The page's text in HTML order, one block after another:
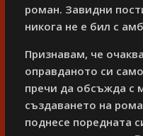
роман. Завидни
никога не е бил с
Признавам, че
оправданото си
пречи да обсъжда с
създаването на
поднесе поредната